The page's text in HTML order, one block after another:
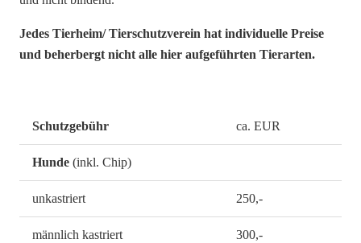
Jedes Tierheim/ Tierschutzverein hat individuelle Preise
und beherbergt nicht alle hier aufgeführten Tierarten.
Schutzgebühr ca. EUR
Hunde (inkl. Chip)
unkastriert 250,-
männlich kastriert 300,-